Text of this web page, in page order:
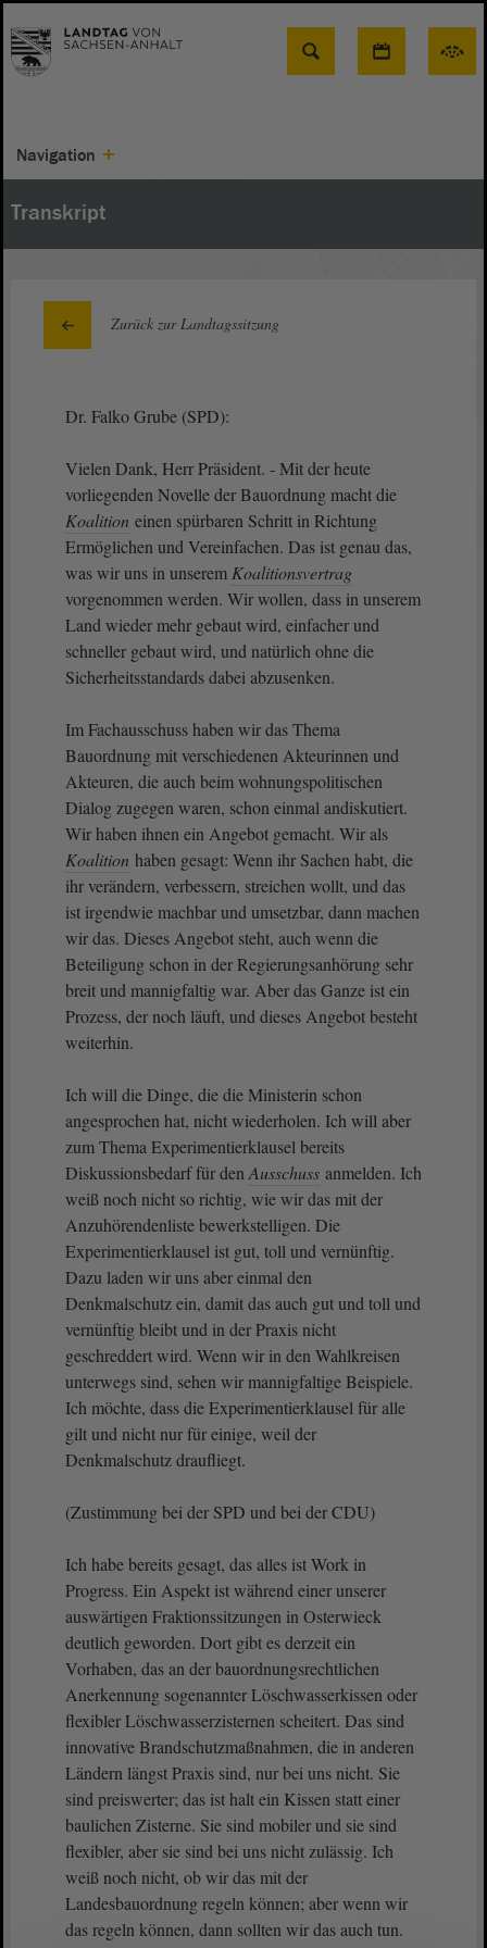
Suche
Navigation
Transkript
Zurück zur Landtagssitzung
Dr. Falko Grube (SPD):
Vielen Dank, Herr Präsident. - Mit der heute
vorliegenden Novelle der Bauordnung macht die
Koalition einen spürbaren Schritt in Richtung
Ermöglichen und Vereinfachen. Das ist genau das,
was wir uns in unserem Koalitionsvertrag
vorgenommen werden. Wir wollen, dass in unserem
Land wieder mehr gebaut wird, einfacher und
schneller gebaut wird, und natürlich ohne die
Sicherheitsstandards dabei abzusenken.
Im Fachausschuss haben wir das Thema
Bauordnung mit verschiedenen Akteurinnen und
Akteuren, die auch beim wohnungspolitischen
Dialog zugegen waren, schon einmal andiskutiert.
Wir haben ihnen ein Angebot gemacht. Wir als
Koalition haben gesagt: Wenn ihr Sachen habt, die
ihr verändern, verbessern, streichen wollt, und das
ist irgendwie machbar und umsetzbar, dann machen
wir das. Dieses Angebot steht, auch wenn die
Beteiligung schon in der Regierungsanhörung sehr
breit und mannigfaltig war. Aber das Ganze ist ein
Prozess, der noch läuft, und dieses Angebot besteht
weiterhin.
Ich will die Dinge, die die Ministerin schon
angesprochen hat, nicht wiederholen. Ich will aber
zum Thema Experimentierklausel bereits
Diskussionsbedarf für den Ausschuss anmelden. Ich
weiß noch nicht so richtig, wie wir das mit der
Anzuhörendenliste bewerkstelligen. Die
Experimentierklausel ist gut, toll und vernünftig.
Dazu laden wir uns aber einmal den
Denkmalschutz ein, damit das auch gut und toll und
vernünftig bleibt und in der Praxis nicht
geschreddert wird. Wenn wir in den Wahlkreisen
unterwegs sind, sehen wir mannigfaltige Beispiele.
Ich möchte, dass die Experimentierklausel für alle
gilt und nicht nur für einige, weil der
Denkmalschutz draufliegt.
(Zustimmung bei der SPD und bei der CDU)
Ich habe bereits gesagt, das alles ist Work in
Progress. Ein Aspekt ist während einer unserer
auswärtigen Fraktionssitzungen in Osterwieck
deutlich geworden. Dort gibt es derzeit ein
Vorhaben, das an der bauordnungsrechtlichen
Anerkennung sogenannter Löschwasserkissen oder
flexibler Löschwasserzisternen scheitert. Das sind
innovative Brandschutzmaßnahmen, die in anderen
Ländern längst Praxis sind, nur bei uns nicht. Sie
sind preiswerter; das ist halt ein Kissen statt einer
baulichen Zisterne. Sie sind mobiler und sie sind
flexibler, aber sie sind bei uns nicht zulässig. Ich
weiß noch nicht, ob wir das mit der
Landesbauordnung regeln können; aber wenn wir
das regeln können, dann sollten wir das auch tun.